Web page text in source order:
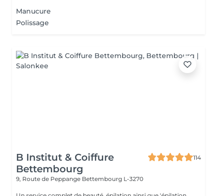
Manucure
Polissage
B Institut & Coiffure
Bettembourg
114
9, Route de Peppange Bettembourg L-3270